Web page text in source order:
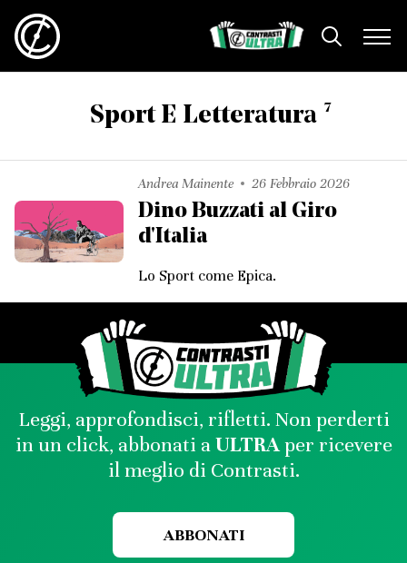
Sport E Letteratura 7
Andrea Mainente 26 Febbraio 2026
Dino Buzzati al Giro
d'Italia
Lo Sport come Epica.
Leggi, approfondisci, rifletti. Non perderti
in un click, abbonati aULTRAper ricevere
il meglio di Contrasti.
ABBONATI